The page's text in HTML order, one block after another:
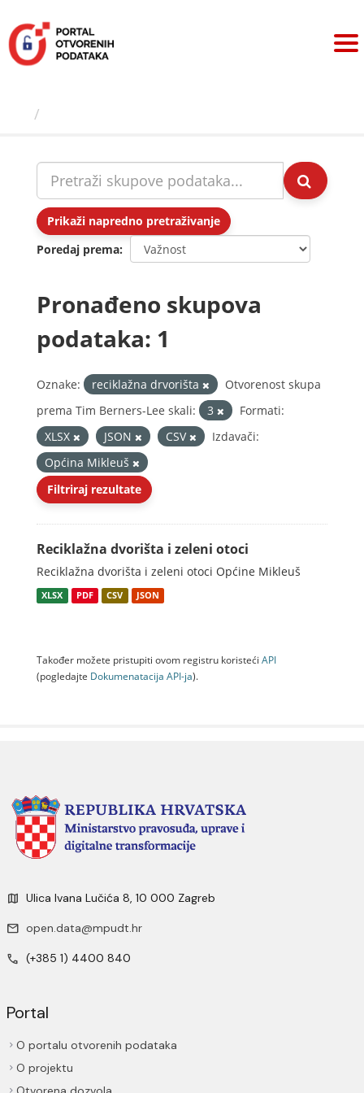
sadržaj
Prikaži napredno pretraživanje
Poredaj prema
Pronađeno skupova
podataka: 1
Oznake: reciklažna drvorišta
Otvorenost skupa
prema Tim Berners-Lee skali:
3
Formati:
XLSX
JSON CSV
Izdavači:
Općina Mikleuš
Filtriraj rezultate
Reciklažna dvorišta i zeleni otoci
Reciklažna dvorišta i zeleni otoci Općine Mikleuš
XLSX PDF CSV JSON
Također možete pristupiti ovom registru koristeći API
(pogledajte Dokumenаtаcijа API-jа).